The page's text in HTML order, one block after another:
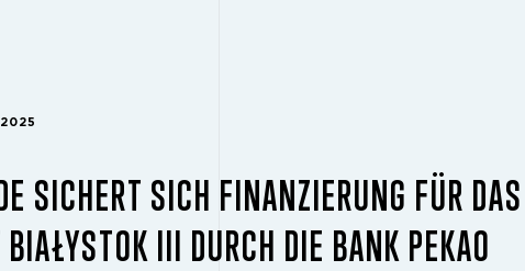
SICHERT SICH FINANZIERUNG FÜR DAS
BIAŁYSTOK III DURCH DIE BANK PEKAO